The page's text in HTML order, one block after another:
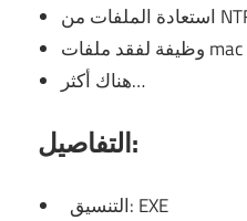
هناك أكثر…
التفاصيل:
التنسيق: EXE